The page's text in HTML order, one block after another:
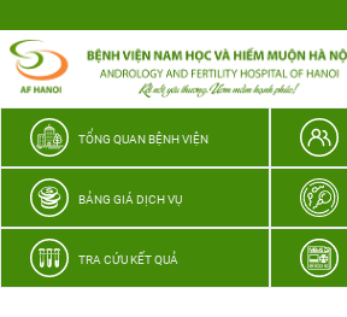
thương
TỔNG QUAN BỆNH VIỆN
BẢNG GIÁ DỊCH VỤ
TRA CỨU KẾT QUẢ